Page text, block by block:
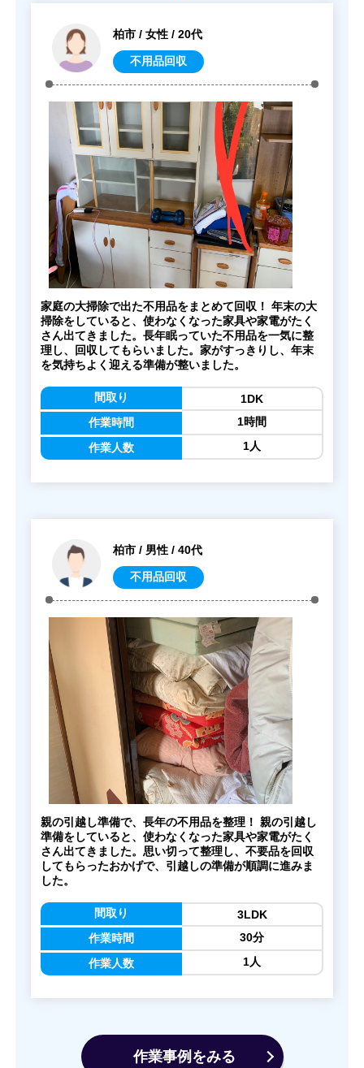
柏市 / 女性 / 20代
不用品回収
家庭の大掃除で出た不用品をまとめて回収！ 年末の大
掃除をしていると、使わなくなった家具や家電がたく
さん出てきました。長年眠っていた不用品を一気に整
理し、回収してもらいました。家がすっきりし、年末
を気持ちよく迎える準備が整いました。
間取り
作業時間
作業人数
1DK
1時間
1人
柏市 / 男性 / 40代
不用品回収
親の引越し準備で、長年の不用品を整理！ 親の引越し
準備をしていると、使わなくなった家具や家電がたく
さん出てきました。思い切って整理し、不要品を回収
してもらったおかげで、引越しの準備が順調に進みま
した。
間取り
作業時間
作業人数
3LDK
30分
1人
作業事例をみる